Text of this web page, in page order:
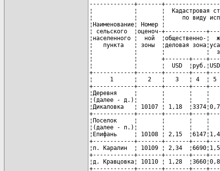
-------------+-------
¦            ¦       ¦  Кадастровая
¦            ¦       ¦     по виду
¦Наименование¦ Номер ¦
¦ сельского  ¦оценоч-
¦населенного ¦  ной  ¦общественно-¦
¦   пункта   ¦ зоны  ¦деловая
¦            ¦       ¦            ¦
¦            ¦       +-------+----
¦            ¦       ¦  USD  ¦руб.¦USD
+------------+-------+-------+----
¦     1      ¦   2   ¦   3   ¦ 4  ¦ 5
+------------+-------+-------+----
¦Деревня     ¦       ¦       ¦
¦(далее - д.)¦       ¦       ¦
¦Дикаловка   ¦ 10107 ¦ 1,18
+------------+-------+-------+----
¦Поселок     ¦       ¦       ¦
¦(далее - п.)¦       ¦       ¦
¦Епифань     ¦ 10108 ¦ 2,15
+------------+-------+-------+----
¦п. Каралин  ¦ 10109 ¦ 2,34
+------------+-------+-------+----
¦д. Кравцовка¦ 10110 ¦ 1,28
+------------+-------+-------+----